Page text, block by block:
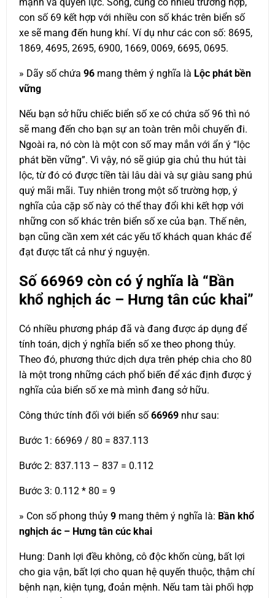
mạnh và quyền lực. Song, cũng có nhiều trường hợp,
con số 69 kết hợp với nhiều con số khác trên biển số
xe sẽ mang đến hung khí. Ví dụ như các con số: 8695,
1869, 4695, 2695, 6900, 1669, 0069, 6695, 0695.
» Dãy số chứa 96 mang thêm ý nghĩa là Lộc phát bền
vững
Nếu bạn sở hữu chiếc biển số xe có chứa số 96 thì nó
sẽ mang đến cho bạn sự an toàn trên mỗi chuyến đi.
Ngoài ra, nó còn là một con số may mắn với ẩn ý “lộc
phát bền vững”. Vì vậy, nó sẽ giúp gia chủ thu hút tài
lộc, từ đó có được tiền tài lâu dài và sự giàu sang phú
quý mãi mãi. Tuy nhiên trong một số trường hợp, ý
nghĩa của cặp số này có thể thay đổi khi kết hợp với
những con số khác trên biển số xe của bạn. Thế nên,
bạn cũng cần xem xét các yếu tố khách quan khác để
đạt được tất cả như ý nguyện.
Số 66969 còn có ý nghĩa là “Bần
khổ nghịch ác – Hưng tân cúc khai”
Có nhiều phương pháp đã và đang được áp dụng để
tính toán, dịch ý nghĩa biển số xe theo phong thủy.
Theo đó, phương thức dịch dựa trên phép chia cho 80
là một trong những cách phổ biến để xác định được ý
nghĩa của biển số xe mà mình đang sở hữu.
Công thức tính đối với biển số66969 như sau:
Bước 1: 66969 / 80 = 837.113
Bước 2: 837.113 – 837 = 0.112
Bước 3: 0.112 * 80 = 9
» Con số phong thủy 9 mang thêm ý nghĩa là: Bần khổ
nghịch ác – Hưng tân cúc khai
Hung: Danh lợi đều không, cô độc khốn cùng, bất lợi
cho gia vận, bất lợi cho quan hệ quyến thuộc, thậm chí
bệnh nạn, kiện tụng, đoản mệnh. Nếu tam tài phối hợp